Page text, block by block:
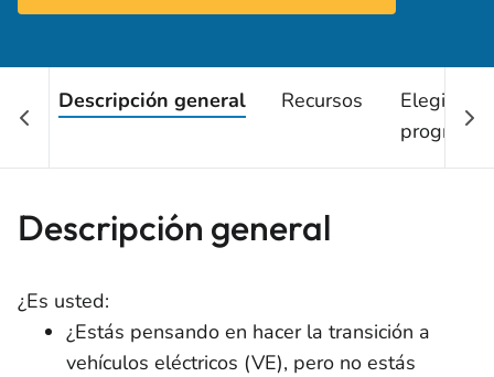
Descripción general Recursos
programa
Descripción general
¿Es usted:
¿Estás pensando en hacer la transición a
vehículos eléctricos (VE), pero no estás